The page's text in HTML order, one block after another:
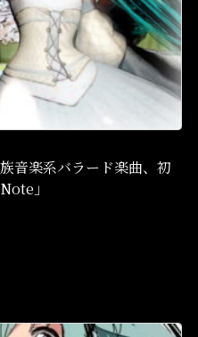
音楽系バラード楽曲、初
」